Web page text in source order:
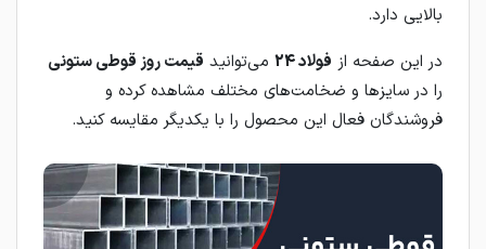
بالایی دارد.
در این صفحه از فولاد 24 می‌توانید قیمت روز قوطی ستونی
را در سایزها و ضخامت‌های مختلف مشاهده کرده و
فروشندگان فعال این محصول را با یکدیگر مقایسه کنید.